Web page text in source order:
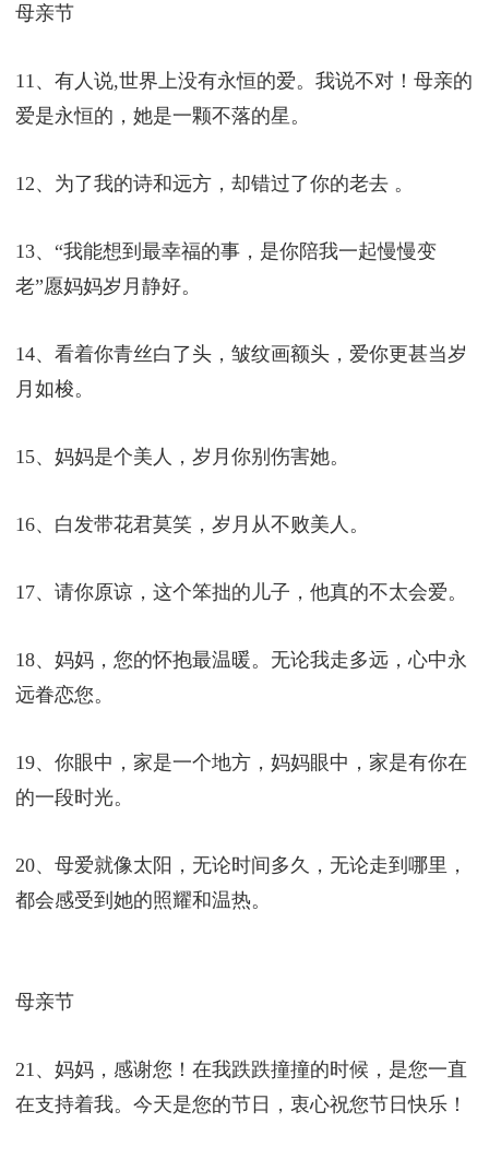
母亲节
11、有人说,世界上没有永恒的爱。我说不对！母亲的
爱是永恒的，她是一颗不落的星。
12、为了我的诗和远方，却错过了你的老去 。
13、“我能想到最幸福的事，是你陪我一起慢慢变
老”愿妈妈岁月静好。
14、看着你青丝白了头，皱纹画额头，爱你更甚当岁
月如梭。
15、妈妈是个美人，岁月你别伤害她。
16、白发带花君莫笑，岁月从不败美人。
17、请你原谅，这个笨拙的儿子，他真的不太会爱。
18、妈妈，您的怀抱最温暖。无论我走多远，心中永
远眷恋您。
19、你眼中，家是一个地方，妈妈眼中，家是有你在
的一段时光。
20、母爱就像太阳，无论时间多久，无论走到哪里，
都会感受到她的照耀和温热。
母亲节
21、妈妈，感谢您！在我跌跌撞撞的时候，是您一直
在支持着我。今天是您的节日，衷心祝您节日快乐！